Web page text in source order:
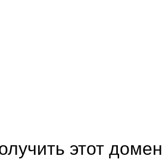
этот домен